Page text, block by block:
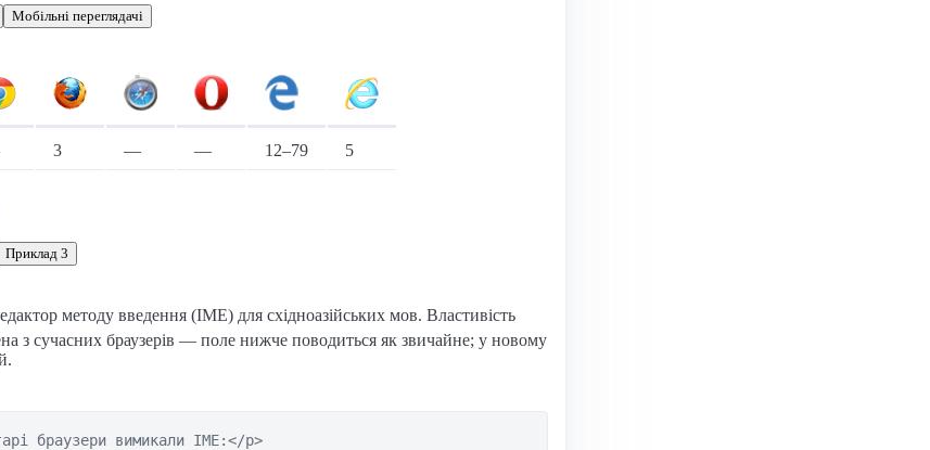
Мобільні переглядачі
3 — — 12–79 5
Приклад 3
методу введення (IME) для східноазійських мов. Властивість
з сучасних браузерів — поле нижче поводиться як звичайне; у новому
браузери вимикали IME:</p>